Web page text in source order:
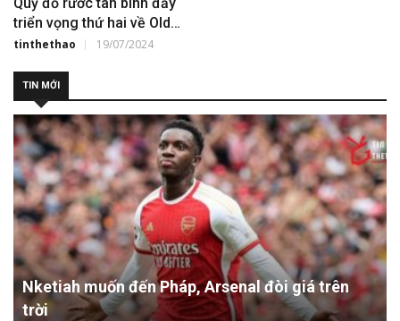
triển vọng thứ hai về Old
Trafford
tinthethao 19/07/2024
TIN MỚI
Nketiah muốn đến Pháp, Arsenal đòi giá trên
trời